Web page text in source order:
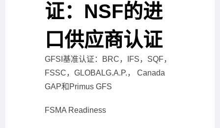
证：NSF的进
口供应商认证
GFSI基准认证：BRC，IFS，SQF，
FSSC，GLOBALG.A.P.， Canada
GAP和Primus GFS
FSMA Readiness